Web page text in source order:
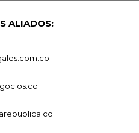
ALIADOS: